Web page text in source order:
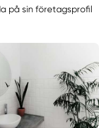
på sin företagsprofil